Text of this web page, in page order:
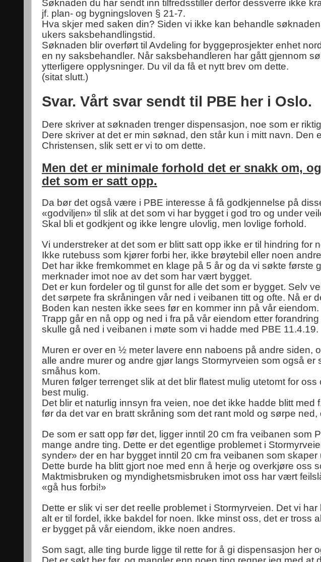
Søknaden du har sendt inn tilfredsstiller derfor dessverre ikke
jf. plan- og bygningsloven § 21-7.
Hva skjer med saken din? Siden vi ikke kan behandle
ukers saksbehandlingstid.
Søknaden blir overført til Avdeling for byggeprosjekter enhet
en ny saksbehandler. Når saksbehandleren har gått gjennom
ytterligere opplysninger. Du vil da få et nytt brev om dette.
(sitat slutt.)
Svar. Vårt svar sendt til PBE her i Oslo.
Dere skriver at søknaden trenger dispensasjon, noe som er
Dere skriver at det er min søknad, den står kun i mitt navn. Den
Christensen, slik sett er vi to om dette.
Men det er minimale forhold det er snakk om,
det som er satt opp.
Da bør det også være i PBE interesse å få godkjennelse på
«godviljen» til slik at det som vi har bygget i god tro og under
Skal bli et godkjent og ikke lengre ulovlig, men lovlige forhold.
Vi understreker at det som er blitt satt opp ikke er til hindring for
Ikke rutebuss som kjører forbi her, ikke brøytebil eller noen
Det har ikke fremkommet en klage på 5 år og da vi søkte første
merknader imot noe av det som har vært bygget.
Det er kun fordeler og til gunst for alle det som er bygget. Selv
det sørpete fra skråningen vår ned i veibanen titt og ofte. Nå er
Boden kan nesten ikke sees før en kommer inn på vår eiendom.
Trapp går en nå opp og ned i fra på vår eiendom etter
skulle gå ned i veibanen i møte som vi hadde med PBE 11.4.19.
Muren er over en ½ meter lavere enn naboens på andre siden,
alle andre murer og andre gjør langs Stormyrveien som også er
småhus kom.
Muren følger terrenget slik at det blir flatest mulig utetomt for
best mulig.
Det blir et naturlig innsyn fra veien, noe det ikke hadde blitt
før da det var en bratt skråning som det rant mold og sørpe ned,
De som er satt opp før det, ligger inntil 20 cm fra veibanen som
mange andre ting. Dette er det egentlige problemet i
synder» der en har bygget inntil 20 cm fra veibanen som
Dette burde ha blitt gjort noe med enn å herje og overkjøre oss
Maktmisbruken og myndighetsmisbruken imot oss har vært
«gå hus forbi!»
Dette er slik vi ser det reelle problemet i Stormyrveien. Det vi
alt er til fordel, ikke bakdel for noen. Ikke minst oss, det er tross
er bygget på vår eiendom, ikke noen andres.
Som sagt, alle ting burde ligge til rette for å gi dispensasjon her